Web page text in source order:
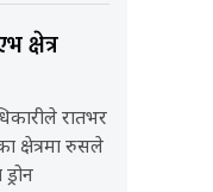
क्षेत्र
रातभर
क्षेत्रमा रुसले